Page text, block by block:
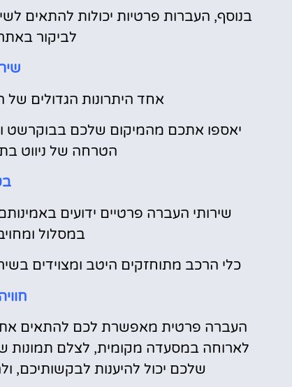
בנוסף, העברות פרטיות יכולות להתאים
לביקור
אחד היתרונות הגדולים
יאספו אתכם מהמיקום שלכם בבוקרשט
הטרחה של ניווט
שירותי העברה פרטיים ידועים
במסלול
כלי הרכב מתוחזקים היטב ומצוידים
העברה פרטית מאפשרת לכם להתאים את
לארוחה במסעדה מקומית, לצלם תמונות
שלכם יכול להיענות לבקשותיכם,